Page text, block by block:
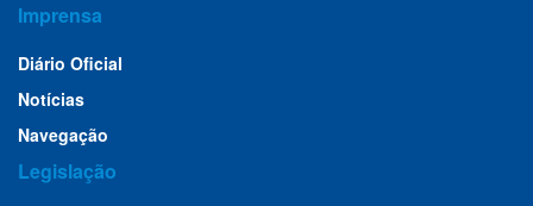
Imprensa
Diário Oficial
Notícias
Navegação
Legislação